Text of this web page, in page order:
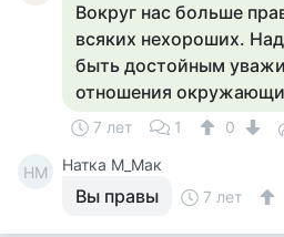
Вокруг нас больше
всяких нехороших.
быть достойным
отношения
7 лет 1 0
НМ Натка М_Мак
Вы правы 7 лет